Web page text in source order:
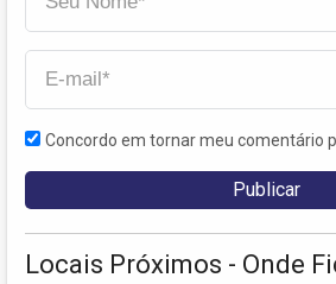
Concordo em tornar meu comentário
Locais Próximos - Onde